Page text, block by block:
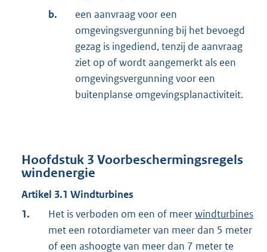
b.
een aanvraag voor een
omgevingsvergunning bij het bevoegd
gezag is ingediend, tenzij de aanvraag
ziet op of wordt aangemerkt als een
omgevingsvergunning voor een
buitenplanse omgevingsplanactiviteit.
Hoofdstuk 3 Voorbeschermingsregels
windenergie
Artikel 3.1 Windturbines
1.
Het is verboden om een of meerwindturbines
met een rotordiameter van meer dan 5 meter
of een ashoogte van meer dan 7 meter te